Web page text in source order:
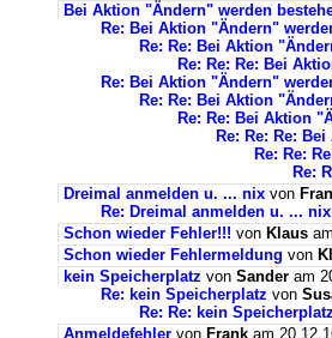
Bei Aktion "Ändern" werden
Re: Bei Aktion "Ändern"
Re: Re: Bei Aktion
Re: Re: Re: Bei
Re: Bei Aktion "Ändern"
Re: Re: Bei Aktion
Re: Re: Bei Aktion
Re: Re: Re:
Re: Re:
Re:
Dreimal anmelden u. ... nix von
Re: Dreimal anmelden u. ... nix
Schon wieder Fehler!!! von Klaus
Schon wieder Fehlermeldung von
kein Speicherplatz von Sander am
Re: kein Speicherplatz von
Re: Re: kein Speicherplatz
Anmeldefehler von Frank am